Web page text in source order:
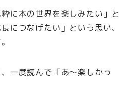
に本の世界を楽しみたい」と
につなげたい」という思い、
一度読んで「あ〜楽しかっ